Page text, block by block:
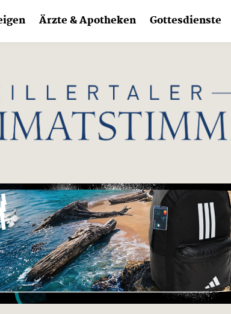
Ärzte & Apotheken Gottesdienste